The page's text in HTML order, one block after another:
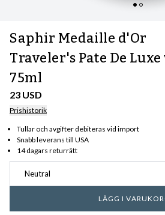
Saphir Medaille d'Or
Traveler's Pate De Luxe
75ml
23 USD
Prishistorik
Tullar och avgifter debiteras vid import
Snabb leverans till USA
14 dagars returrätt
Neutral
LÄGG I